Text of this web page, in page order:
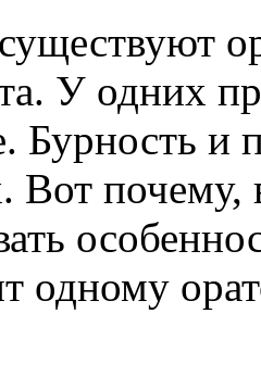
У одних
Бурность и
Вот
одному